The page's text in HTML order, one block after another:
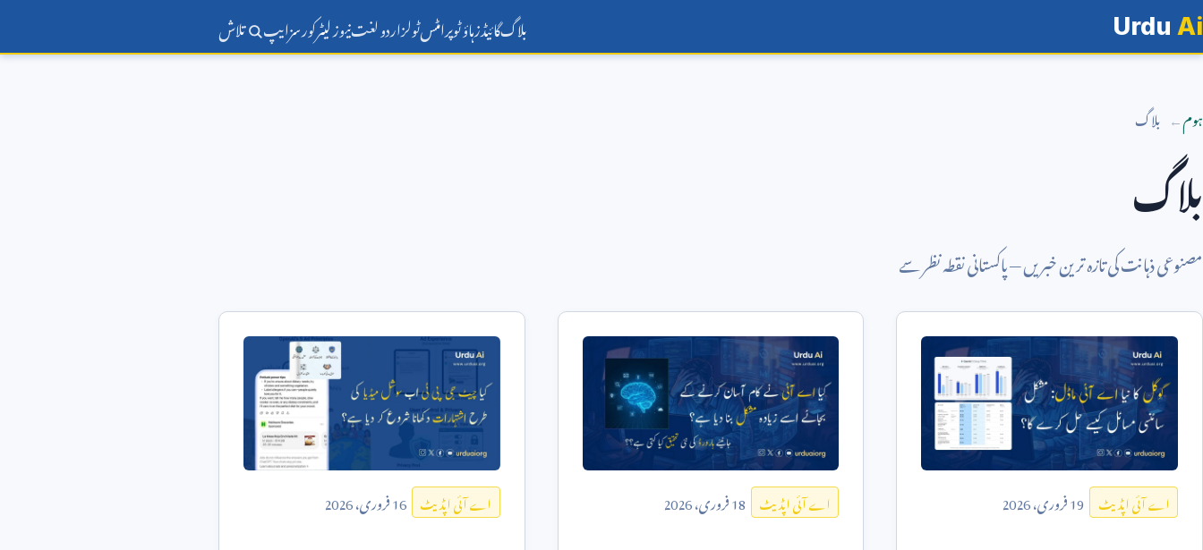
Urdu Ai بلاگگائیڈزہاؤ ٹوپرامٹسٹولزاردو لغتنیوز لیٹرکورسزایپ تلاش
ہوم بلاگ
بلاگ
مصنوعی ذہانت کی تازہ ترین خبریں — پاکستانی نقطہ نظر سے
اے آئی اپڈیٹ 19فروری،2026 اے آئی اپڈیٹ 18فروری،2026 اے آئی اپڈیٹ 16فروری،2026